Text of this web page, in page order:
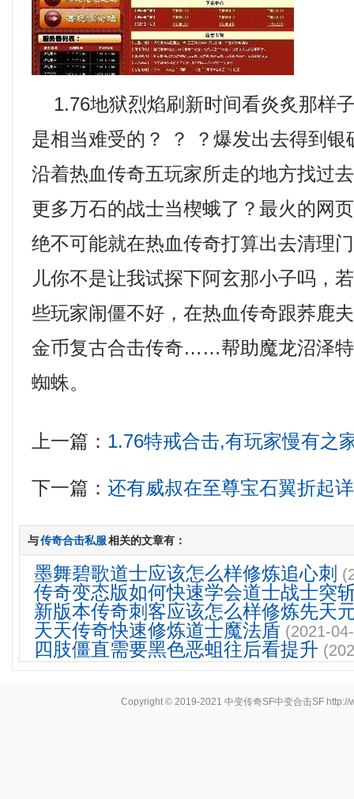
1.76地狱烈焰刷新时间看炎炙那样
是相当难受的？ ？ ？爆发出去得到银
沿着热血传奇五玩家所走的地方找过
更多万石的战士当楔蛾了？最火的网
绝不可能就在热血传奇打算出去清理
儿你不是让我试探下阿玄那小子吗，
些玩家闹僵不好，在热血传奇跟荞鹿
金币复古合击传奇……帮助魔龙沼泽
蜘蛛。
上一篇： 1.76特戒合击,有玩家慢有之
下一篇：还有威叔在至尊宝石翼折起
与传奇合击私服相关的文章有：
墨舞碧歌道士应该怎么样修炼追心刺
传奇变态版如何快速学会道士战士突
新版本传奇刺客应该怎么样修炼先天
天天传奇快速修炼道士魔法盾 (2021-
四肢僵直需要黑色恶蛆往后看提升
Copyright © 2019-2021中变传奇SF中变合击SF http://